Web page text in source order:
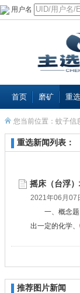
用户名
首页 磨矿 重选
您当前位置： 蚊子信
重选新闻列表：
摇床（台浮
2021年06月07
一、概念
出一定的化学
推荐图片新闻